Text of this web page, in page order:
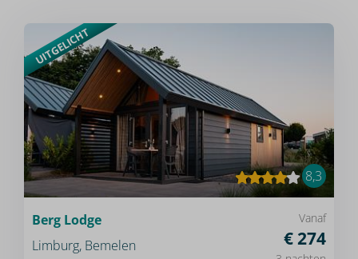
UITGELICHT
8,3
Vanaf
€ 274
Berg Lodge
Limburg, Bemelen